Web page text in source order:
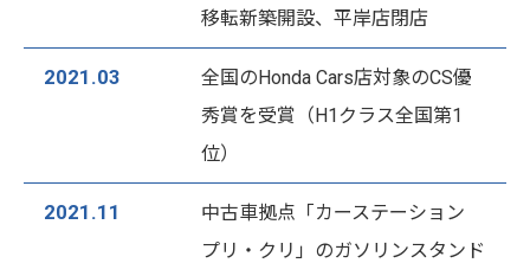
移転新築開設、平岸店閉店
2021.03
全国のHonda Cars店対象のCS優
秀賞を受賞（H1クラス全国第1
位）
2021.11
中古車拠点「カーステーション
プリ・クリ」のガソリンスタンド